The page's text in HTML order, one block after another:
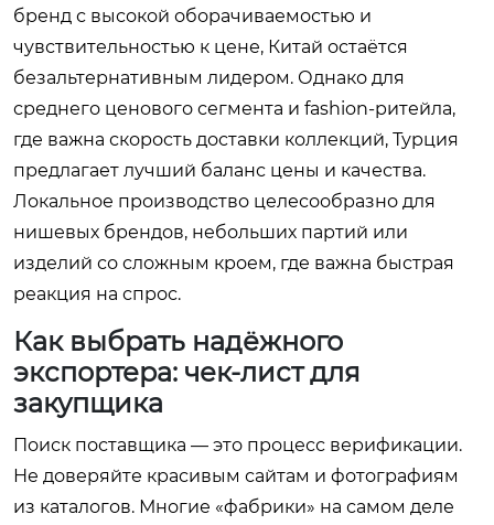
бренд с высокой оборачиваемостью и
чувствительностью к цене, Китай остаётся
безальтернативным лидером. Однако для
среднего ценового сегмента и fashion-ритейла,
где важна скорость доставки коллекций, Турция
предлагает лучший баланс цены и качества.
Локальное производство целесообразно для
нишевых брендов, небольших партий или
изделий со сложным кроем, где важна быстрая
реакция на спрос.
Как выбрать надёжного
экспортера: чек-лист для
закупщика
Поиск поставщика — это процесс верификации.
Не доверяйте красивым сайтам и фотографиям
из каталогов. Многие «фабрики» на самом деле